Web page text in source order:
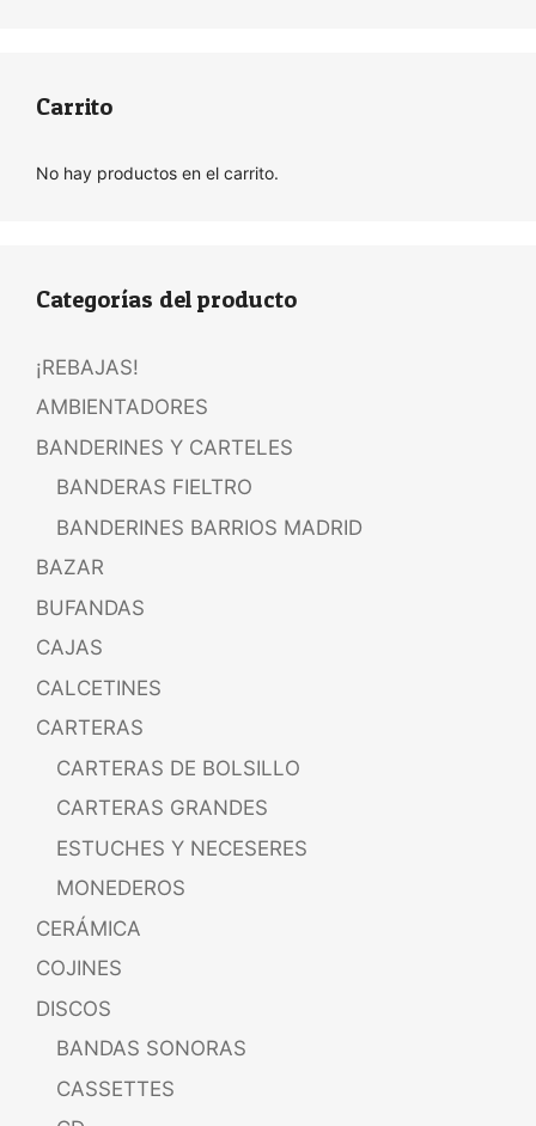
Carrito
No hay productos en el carrito.
Categorías del producto
¡REBAJAS!
AMBIENTADORES
BANDERINES Y CARTELES
BANDERAS FIELTRO
BANDERINES BARRIOS MADRID
BAZAR
BUFANDAS
CAJAS
CALCETINES
CARTERAS
CARTERAS DE BOLSILLO
CARTERAS GRANDES
ESTUCHES Y NECESERES
MONEDEROS
CERÁMICA
COJINES
DISCOS
BANDAS SONORAS
CASSETTES